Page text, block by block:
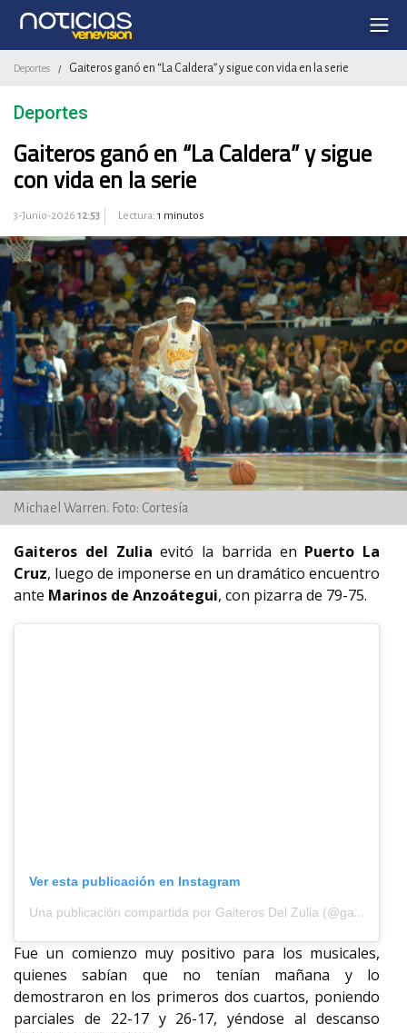
Deportes / Gaiteros ganó en “La Caldera” y sigue con vida en la serie
Deportes
Gaiteros ganó en “La Caldera” y sigue
con vida en la serie
3-Junio-2026 12:53 Lectura: 1 minutos
Michael Warren. Foto: Cortesía
Gaiteros del Zulia evitó la barrida en Puerto La
Cruz, luego de imponerse en un dramático encuentro
ante Marinos de Anzoátegui, con pizarra de 79-75.
Ver esta publicación en Instagram
Una publicación compartida por Gaiteros Del Zulia (@gaiterosoficial)
Fue un comienzo muy positivo para los musicales,
quienes sabían que no tenían mañana y lo
demostraron en los primeros dos cuartos, poniendo
parciales de 22-17 y 26-17, yéndose al descanso